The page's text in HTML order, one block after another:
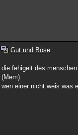
Gut und Böse
die fehigeit des
(Mem)
wen einer nicht weis was